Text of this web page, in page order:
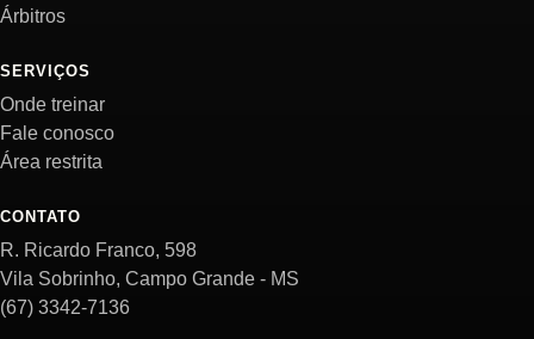
Árbitros
SERVIÇOS
Onde treinar
Fale conosco
Área restrita
CONTATO
R. Ricardo Franco, 598
Vila Sobrinho, Campo Grande - MS
(67) 3342-7136